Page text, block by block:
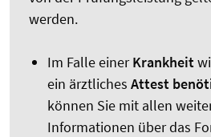
werden.
Im Falle einerKrankheit
ein ärztliches Attest
können Sie mit allen
Informationen über das